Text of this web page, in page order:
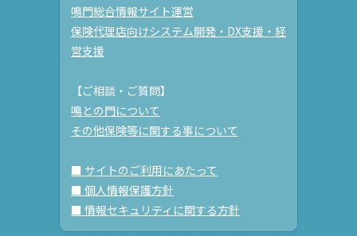
鳴門総合情報サイト運営
保険代理店向けシステム開発・DX支援・経
営支援
【ご相談・ご質問】
鳴との門について
その他保険等に関する事について
■ サイトのご利用にあたって
■ 個人情報保護方針
■ 情報セキュリティに関する方針